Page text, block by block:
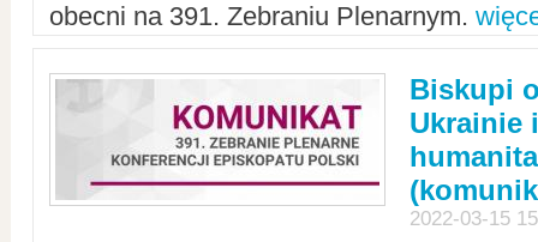
obecni na 391. Zebraniu Plenarnym.
Biskupi
Ukrainie
2022-03-15